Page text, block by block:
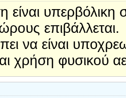
είναι
επιβάλλεται.
να είναι
χρήση φυσικού